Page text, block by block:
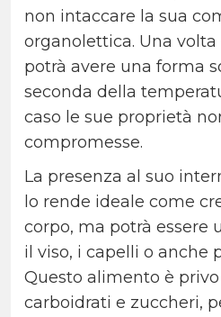
non intaccare la sua
organolettica. Una volta
potrà avere una forma
seconda della
caso le sue proprietà
compromesse.
La presenza al suo
lo rende ideale come
corpo, ma potrà essere
il viso, i capelli o anche
Questo alimento è privo
carboidrati e zuccheri,